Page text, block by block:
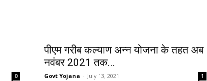
0
पीएम गरीब कल्याण अन्न योजना के तहत अब
नवंबर 2021 तक...
Govt Yojana - July 13, 2021 1